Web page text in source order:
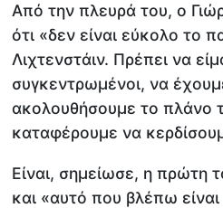
Από την πλευρά του, ο
ότι «δεν είναι εύκολο το
Λιχτενστάιν. Πρέπει να
συγκεντρωμένοι, να
ακολουθήσουμε το πλάνο
καταφέρουμε να
Είναι, σημείωσε, η πρώτη
και «αυτό που βλέπω